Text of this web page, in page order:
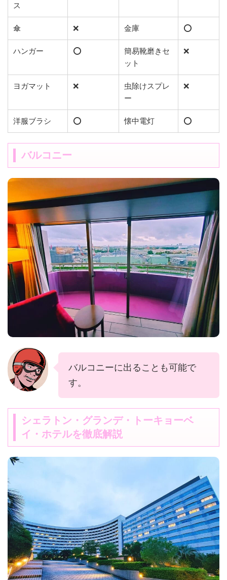
ス
傘 ❌ 金庫 ⭕️
ハンガー ⭕️
簡易靴磨きセ
ット
❌
ヨガマット ❌
虫除けスプレ
ー
❌
洋服ブラシ ⭕️ 懐中電灯 ⭕️
バルコニー
バルコニーに出ることも可能で
す。
シェラトン・グランデ・トーキョーベ
イ・ホテルを徹底解説